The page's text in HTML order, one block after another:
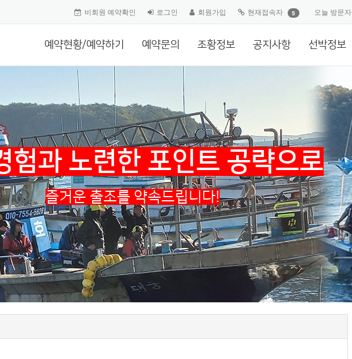
비회원 예약확인 로그인 회원가입 현재접속자 5 오늘 방문자
예약현황/예약하기 예약문의 조황정보 공지사항 선박정보
험과 노련한 포인트 공략으로
즐거운 출조를 약속드립니다!